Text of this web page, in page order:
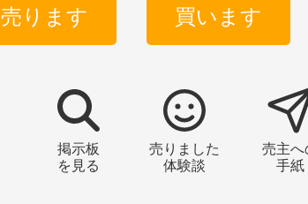
売ります 買います
掲示板
を見る
売りました
体験談
売主へ
手紙